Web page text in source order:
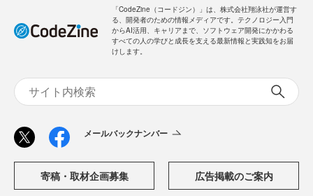
「CodeZine（コードジン）」は、株式会社翔泳社が運営す
る、開発者のための情報メディアです。テクノロジー入門
からAI活用、キャリアまで、ソフトウェア開発にかかわる
すべての人の学びと成長を支える最新情報と実践知をお届
けします。
メールバックナンバー
寄稿・取材企画募集 広告掲載のご案内